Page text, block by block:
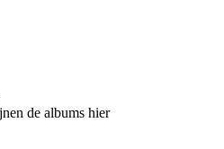
de albums hier